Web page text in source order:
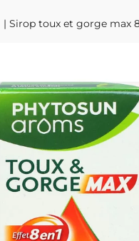
Sirop toux et gorge max